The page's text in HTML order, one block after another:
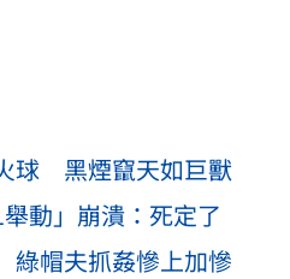
球 黑煙竄天如巨獸
動」崩潰：死定了
帽夫抓姦慘上加慘